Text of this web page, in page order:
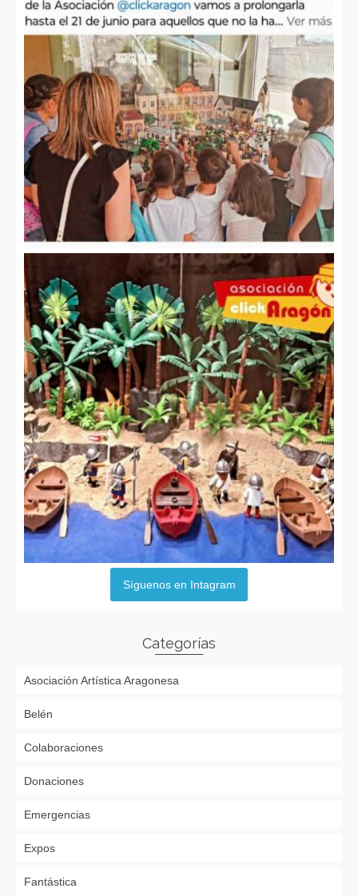
Síguenos en Intagram
Categorías
Asociación Artística Aragonesa
Belén
Colaboraciones
Donaciones
Emergencias
Expos
Fantástica